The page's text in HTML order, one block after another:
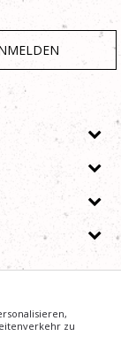
von Bildern und
können jedoch nicht
sind.
zu